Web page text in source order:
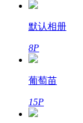
默认相册
8P
葡萄苗
15P